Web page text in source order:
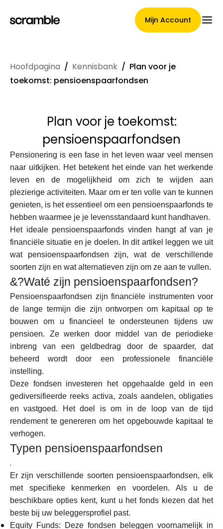
Mijn Account
Hoofdpagina
Voorwaarden voor
claimtoewijzing
Merken Galerij
Merkselectie
Rekenmachines
Rondegeschiedenis
Blog
Neem contact op
Hulp
Mijn Account
Hoofdpagina / Kennisbank / Plan voor je
toekomst: pensioenspaarfondsen
Plan voor je toekomst:
pensioenspaarfondsen
Pensionering is een fase in het leven waar veel mensen
naar uitkijken. Het betekent het einde van het werkende
leven en de mogelijkheid om zich te wijden aan
plezierige activiteiten. Maar om er ten volle van te kunnen
genieten, is het essentieel om een pensioenspaarfonds te
hebben waarmee je je levensstandaard kunt handhaven.
Het ideale pensioenspaarfonds vinden hangt af van je
financiële situatie en je doelen. In dit artikel leggen we uit
wat pensioenspaarfondsen zijn, wat de verschillende
soorten zijn en wat alternatieven zijn om ze aan te vullen.
&?Waté zijn pensioenspaarfondsen?
Pensioenspaarfondsen zijn financiële instrumenten voor
de lange termijn die zijn ontworpen om kapitaal op te
bouwen om u financieel te ondersteunen tijdens uw
pensioen. Ze werken door middel van de periodieke
inbreng van een geldbedrag door de spaarder, dat
beheerd wordt door een professionele financiële
instelling.
Deze fondsen investeren het opgehaalde geld in een
gediversifieerde reeks activa, zoals aandelen, obligaties
en vastgoed. Het doel is om in de loop van de tijd
rendement te genereren om het opgebouwde kapitaal te
verhogen.
Typen pensioenspaarfondsen
.
Er zijn verschillende soorten pensioenspaarfondsen, elk
met specifieke kenmerken en voordelen. Als u de
beschikbare opties kent, kunt u het fonds kiezen dat het
beste bij uw beleggersprofiel past.
Equity Funds: Deze fondsen beleggen voornamelijk in